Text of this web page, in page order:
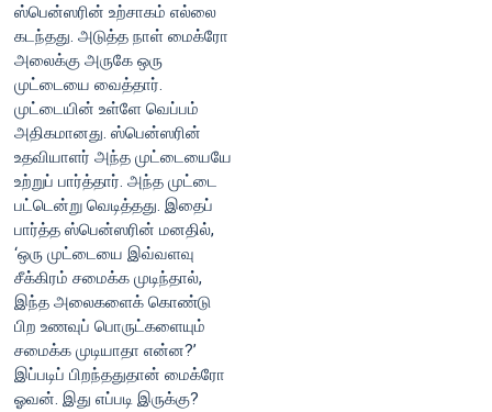
ஸ்பென்ஸரின் உற்சாகம் எல்லை
கடந்தது. அடுத்த நாள் மைக்ரோ
அலைக்கு அருகே ஒரு
முட்டையை வைத்தார்.
முட்டையின் உள்ளே வெப்பம்
அதிகமானது. ஸ்பென்ஸரின்
உதவியாளர் அந்த முட்டையையே
உற்றுப் பார்த்தார். அந்த முட்டை
பட்டென்று வெடித்தது. இதைப்
பார்த்த ஸ்பென்ஸரின் மனதில்,
‘ஒரு முட்டையை இவ்வளவு
சீக்கிரம் சமைக்க முடிந்தால்,
இந்த அலைகளைக் கொண்டு
பிற உணவுப் பொருட்களையும்
சமைக்க முடியாதா என்ன?’
இப்படிப் பிறந்ததுதான் மைக்ரோ
ஓவன். இது எப்படி இருக்கு?